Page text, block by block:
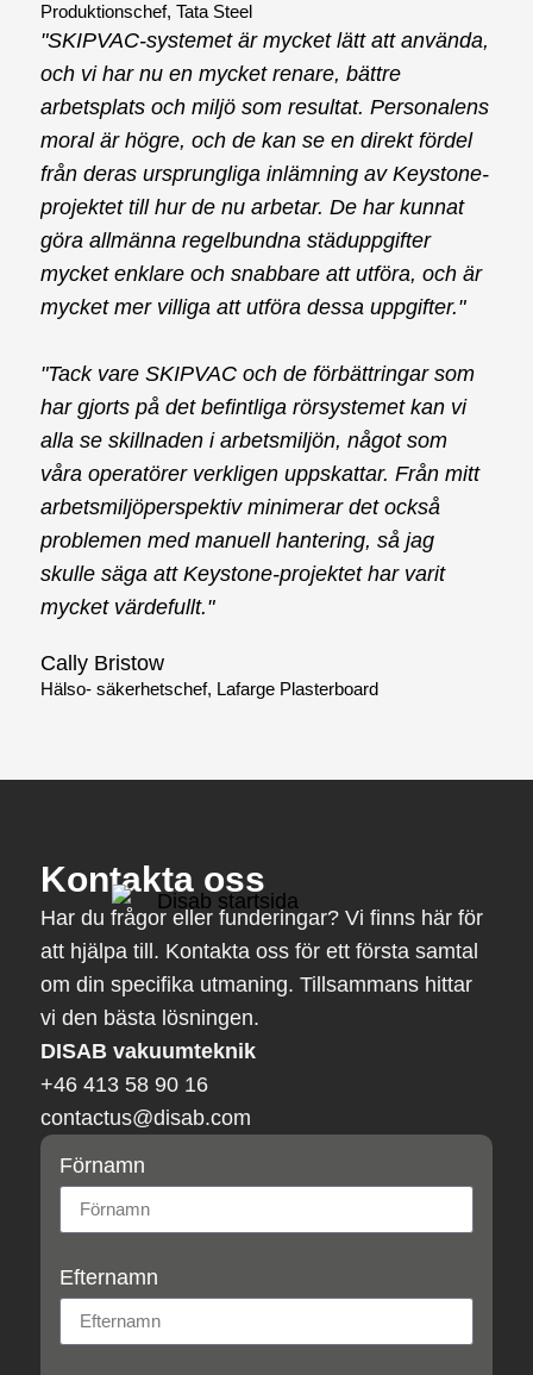
Produktionschef, Tata Steel
"SKIPVAC-systemet är mycket lätt att använda,
och vi har nu en mycket renare, bättre
arbetsplats och miljö som resultat. Personalens
moral är högre, och de kan se en direkt fördel
från deras ursprungliga inlämning av Keystone-
projektet till hur de nu arbetar. De har kunnat
göra allmänna regelbundna städuppgifter
mycket enklare och snabbare att utföra, och är
mycket mer villiga att utföra dessa uppgifter."
"Tack vare SKIPVAC och de förbättringar som
har gjorts på det befintliga rörsystemet kan vi
alla se skillnaden i arbetsmiljön, något som
våra operatörer verkligen uppskattar. Från mitt
arbetsmiljöperspektiv minimerar det också
problemen med manuell hantering, så jag
skulle säga att Keystone-projektet har varit
mycket värdefullt."
Cally Bristow
Hälso- säkerhetschef, Lafarge Plasterboard
Kontakta oss
Har du frågor eller funderingar? Vi finns här för
att hjälpa till. Kontakta oss för ett första samtal
om din specifika utmaning. Tillsammans hittar
vi den bästa lösningen.
DISAB vakuumteknik
+46 413 58 90 16
contactus@disab.com
Förnamn
Efternamn